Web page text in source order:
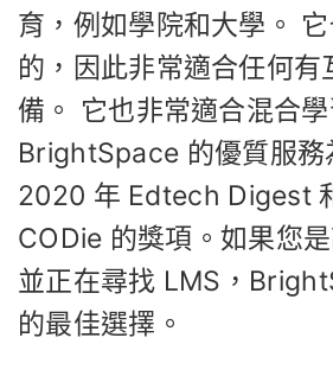
育，例如學院和大學。
的，因此非常適合任何有
備。 它也非常適合混合學
BrightSpace 的優質服務
2020 年 Edtech Digest
CODie 的獎項。如果您
並正在尋找 LMS，
的最佳選擇。